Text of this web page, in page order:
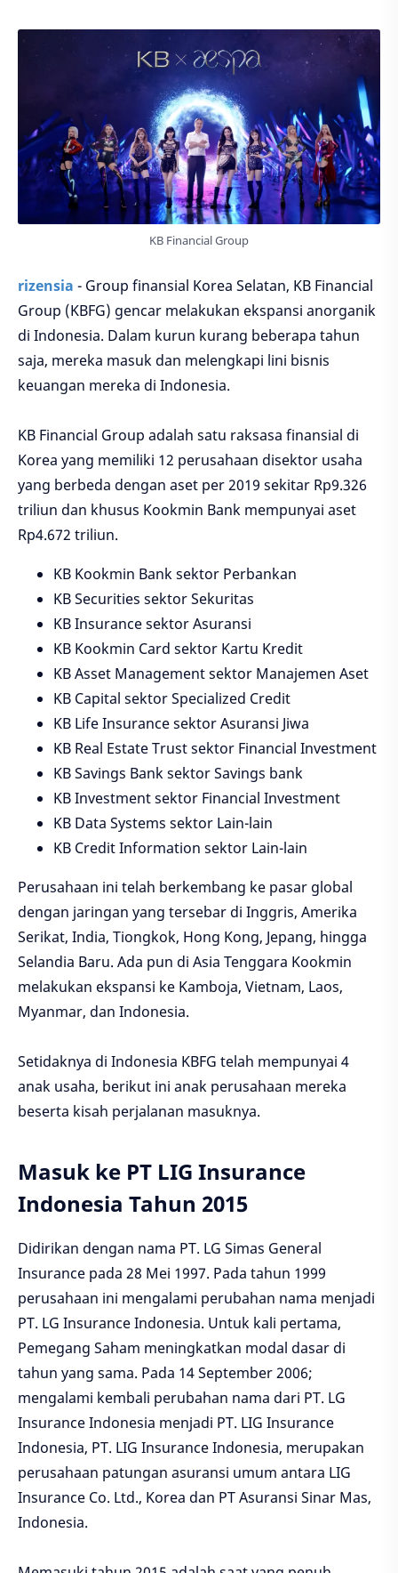
KB Financial Group
rizensia - Group finansial Korea Selatan, KB Financial
Group (KBFG) gencar melakukan ekspansi anorganik
di Indonesia. Dalam kurun kurang beberapa tahun
saja, mereka masuk dan melengkapi lini bisnis
keuangan mereka di Indonesia.
KB Financial Group adalah satu raksasa finansial di
Korea yang memiliki 12 perusahaan disektor usaha
yang berbeda dengan aset per 2019 sekitar Rp9.326
triliun dan khusus Kookmin Bank mempunyai aset
Rp4.672 triliun.
KB Kookmin Bank sektor Perbankan
KB Securities sektor Sekuritas
KB Insurance sektor Asuransi
KB Kookmin Card sektor Kartu Kredit
KB Asset Management sektor Manajemen Aset
KB Capital sektor Specialized Credit
KB Life Insurance sektor Asuransi Jiwa
KB Real Estate Trust sektor Financial Investment
KB Savings Bank sektor Savings bank
KB Investment sektor Financial Investment
KB Data Systems sektor Lain-lain
KB Credit Information sektor Lain-lain
Perusahaan ini telah berkembang ke pasar global
dengan jaringan yang tersebar di Inggris, Amerika
Serikat, India, Tiongkok, Hong Kong, Jepang, hingga
Selandia Baru. Ada pun di Asia Tenggara Kookmin
melakukan ekspansi ke Kamboja, Vietnam, Laos,
Myanmar, dan Indonesia.
Setidaknya di Indonesia KBFG telah mempunyai 4
anak usaha, berikut ini anak perusahaan mereka
beserta kisah perjalanan masuknya.
Masuk ke PT LIG Insurance
Indonesia Tahun 2015
Didirikan dengan nama PT. LG Simas General
Insurance pada 28 Mei 1997. Pada tahun 1999
perusahaan ini mengalami perubahan nama menjadi
PT. LG Insurance Indonesia. Untuk kali pertama,
Pemegang Saham meningkatkan modal dasar di
tahun yang sama. Pada 14 September 2006;
mengalami kembali perubahan nama dari PT. LG
Insurance Indonesia menjadi PT. LIG Insurance
Indonesia, PT. LIG Insurance Indonesia, merupakan
perusahaan patungan asuransi umum antara LIG
Insurance Co. Ltd., Korea dan PT Asuransi Sinar Mas,
Indonesia.